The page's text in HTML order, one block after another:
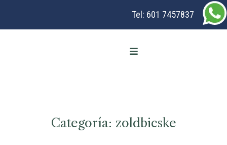
Tel: 601 7457837
Categoría: zoldbicske